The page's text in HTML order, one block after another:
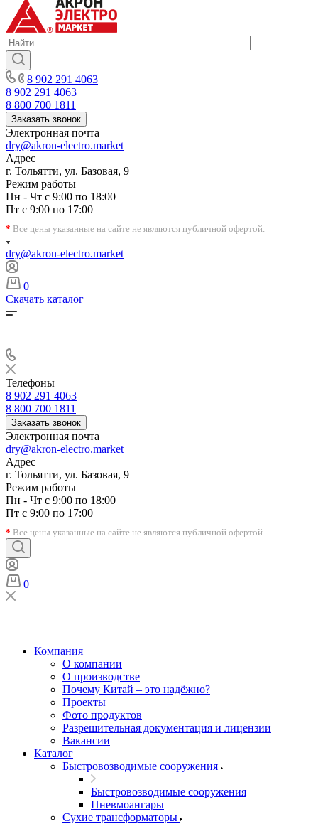
8 902 291 4063
8 902 291 4063
8 800 700 1811
Заказать звонок
Электронная почта
dry@akron-electro.market
Адрес
г. Тольятти, ул. Базовая, 9
Режим работы
Пн - Чт с 9:00 по 18:00
Пт с 9:00 по 17:00
* Все цены указанные на сайте не являются публичной офертой.
dry@akron-electro.market
0
Скачать каталог
Телефоны
8 902 291 4063
8 800 700 1811
Заказать звонок
Электронная почта
dry@akron-electro.market
Адрес
г. Тольятти, ул. Базовая, 9
Режим работы
Пн - Чт с 9:00 по 18:00
Пт с 9:00 по 17:00
* Все цены указанные на сайте не являются публичной офертой.
0
Компания
О компании
О производстве
Почему Китай – это надёжно?
Проекты
Фото продуктов
Разрешительная документация и лицензии
Вакансии
Каталог
Быстровозводимые сооружения
Быстровозводимые сооружения
Пневмоангары
Сухие трансформаторы